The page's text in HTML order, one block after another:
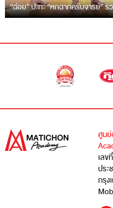
“ฉ่อย” ปะทะ “หกฉากครับจารย์”
ศูน
เลข
ประ
กรุง